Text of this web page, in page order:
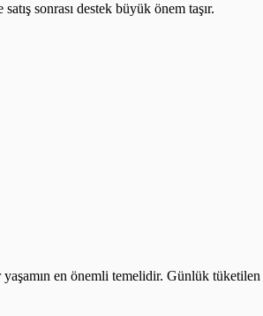
sonrası destek büyük önem taşır.
en önemli temelidir. Günlük